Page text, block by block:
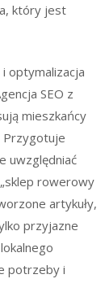
który jest
optymalizacja
SEO z
mieszkańcy
Przygotuje
uwzględniać
„sklep rowerowy
artykuły,
przyjazne
potrzeby i